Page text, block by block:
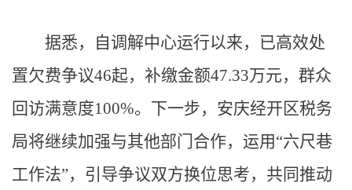
据悉，自调解中心运行以来，已高效处
置欠费争议46起，补缴金额47.33万元，群众
回访满意度100%。下一步，安庆经开区税务
局将继续加强与其他部门合作，运用“六尺巷
工作法”，引导争议双方换位思考，共同推动